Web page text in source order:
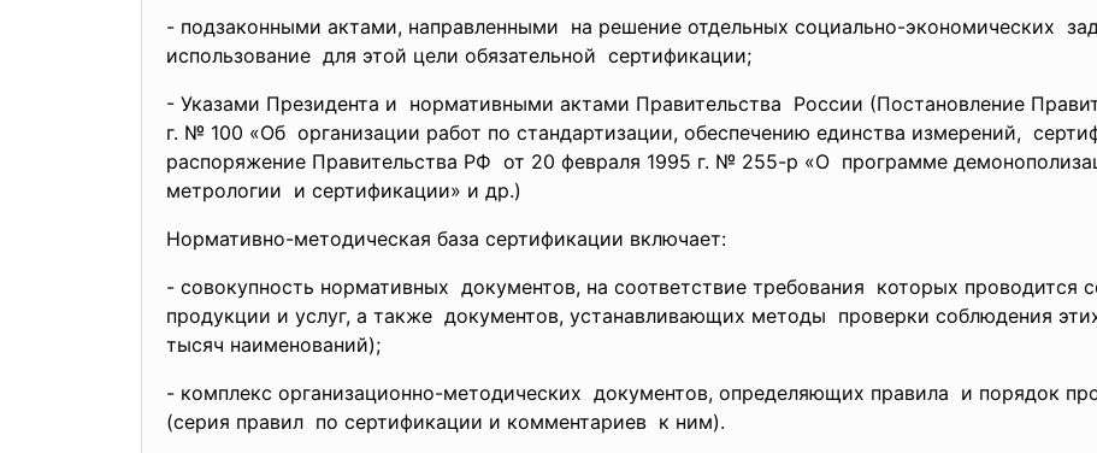
- подзаконными актами, направленными на решение отдельных социально-экономических
использование для этой цели обязательной сертификации;
- Указами Президента и нормативными актами Правительства России (Постановление
г. № 100 «Об организации работ по стандартизации, обеспечению единства измерений,
распоряжение Правительства РФ от 20 февраля 1995 г. № 255-р «О программе
метрологии и сертификации» и др.)
Нормативно-методическая база сертификации включает:
- совокупность нормативных документов, на соответствие требования которых проводится
продукции и услуг, а также документов, устанавливающих методы проверки соблюдения
тысяч наименований);
- комплекс организационно-методических документов, определяющих правила и порядок
(серия правил по сертификации и комментариев к ним).